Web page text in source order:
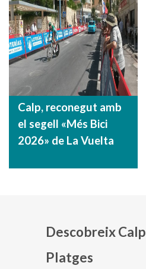
Calp, reconegut amb
el segell «Més Bici
2026» de La Vuelta
Descobreix Calp
Platges